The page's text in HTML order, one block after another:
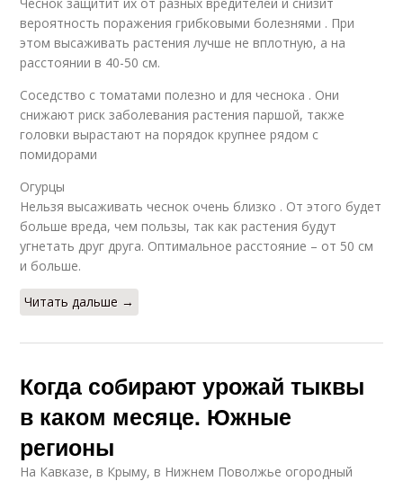
вероятность поражения грибковыми болезнями . При
этом высаживать растения лучше не вплотную, а на
расстоянии в 40-50 см.
Соседство с томатами полезно и для чеснока . Они
снижают риск заболевания растения паршой, также
головки вырастают на порядок крупнее рядом с
помидорами
Огурцы
Нельзя высаживать чеснок очень близко . От этого будет
больше вреда, чем пользы, так как растения будут
угнетать друг друга. Оптимальное расстояние – от 50 см
и больше.
Читать дальше →
Когда собирают урожай тыквы
в каком месяце. Южные
регионы
На Кавказе, в Крыму, в Нижнем Поволжье огородный